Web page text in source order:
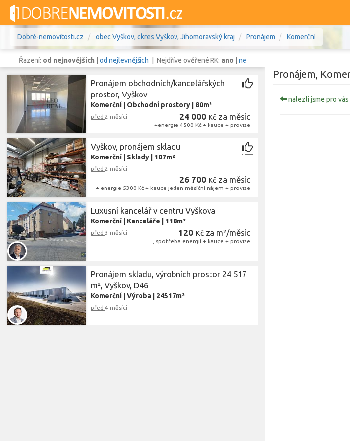
Dobré-nemovitosti.cz obec Vyškov, okres Vyškov, Jihomoravský kraj Pronájem Komerční
Vše Byty Domy Pozemky
Lokalita
Cena
Řazení: od nejnovějších od nejlevnějších | Nejdříve ověřené RK: ano ne
Pronájem obchodních/kancelářských
prostor, Vyškov
Komerční Obchodní prostory 80m²
před 2 měsíci 24 000 Kč za měsíc
+energie 4500 Kč + kauce + provize
Vyškov, pronájem skladu
Komerční Sklady 107m²
před 2 měsíci
26 700 Kč za měsíc
+ energie 5300 Kč + kauce jeden měsíční nájem + provize
Luxusní kancelář v centru Vyškova
Komerční Kanceláře 118m²
před 3 měsíci 120 Kč za m²/měsíc
, spotřeba energií + kauce + provize
Pronájem skladu, výrobních prostor 24 517
m², Vyškov, D46
Komerční |Výroba 24517m²
před 4 měsíci
Pronájem,
nalezli jsme pro vás